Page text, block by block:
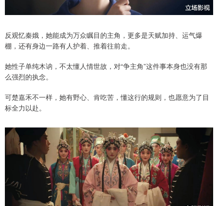
反观忆秦娥，她能成为万众瞩目的主角，更多是天赋加持、运气爆
棚，还有身边一路有人护着、推着往前走。
她性子单纯木讷，不太懂人情世故，对“争主角”这件事本身也没有那
么强烈的执念。
可楚嘉禾不一样，她有野心、肯吃苦，懂这行的规则，也愿意为了目
标全力以赴。